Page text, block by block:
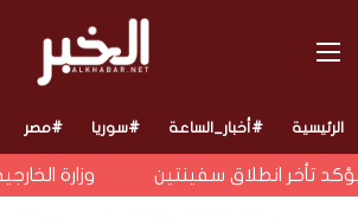
القائمة
الرئيسية #أخبار_الساعة #سوريا #مصر
تأخر انطلاق سفينتين وزارة